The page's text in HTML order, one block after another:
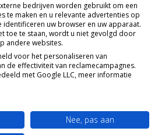
online winkel van het bedevaartsoord
bedrijven worden gebruikt om een
te maken en u relevante advertenties op
identificeren uw browser en uw apparaat.
toe te staan, wordt u niet gevolgd door
andere websites.
voor het personaliseren van
de effectiviteit van reclamecampagnes.
met Google LLC, meer informatie
Nee, pas aan